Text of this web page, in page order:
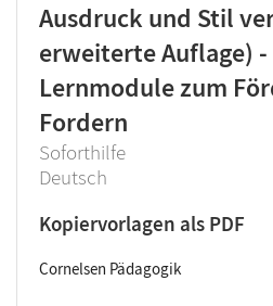
Ausdruck und Stil
erweiterte Auflage) -
Lernmodule zum
Fordern
Soforthilfe
Deutsch
Kopiervorlagen als PDF
Cornelsen Pädagogik